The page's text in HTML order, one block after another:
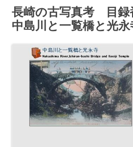
長崎の古写真考 目
中島川と一覧橋と光